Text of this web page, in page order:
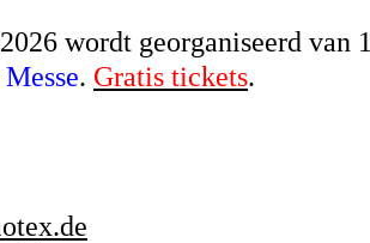
wordt georganiseerd van
. Gratis tickets.